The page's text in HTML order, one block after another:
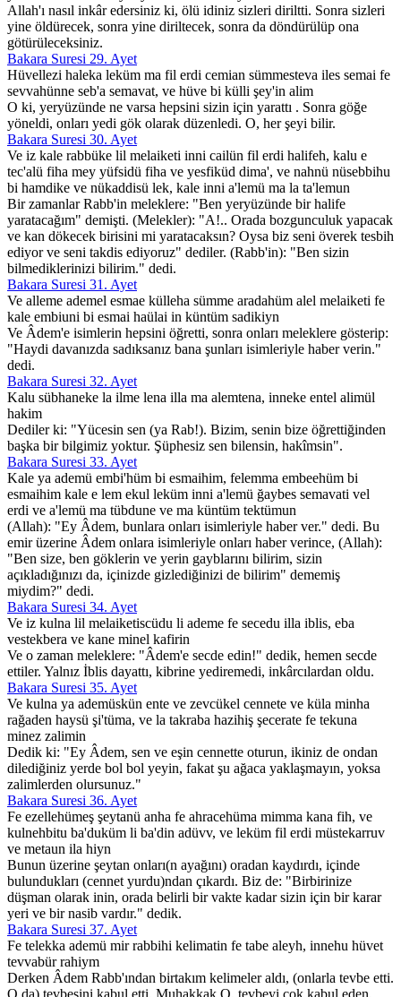
Allah'ı nasıl inkâr edersiniz ki, ölü idiniz sizleri diriltti. Sonra sizleri
yine öldürecek, sonra yine diriltecek, sonra da döndürülüp ona
götürüleceksiniz.
Bakara Suresi 29. Ayet
Hüvellezi haleka leküm ma fil erdi cemian sümmesteva iles semai fe
sevvahünne seb'a semavat, ve hüve bi külli şey'in alim
O ki, yeryüzünde ne varsa hepsini sizin için yarattı . Sonra göğe
yöneldi, onları yedi gök olarak düzenledi. O, her şeyi bilir.
Bakara Suresi 30. Ayet
Ve iz kale rabbüke lil melaiketi inni cailün fil erdi halifeh, kalu e
tec'alü fiha mey yüfsidü fiha ve yesfiküd dima', ve nahnü nüsebbihu
bi hamdike ve nükaddisü lek, kale inni a'lemü ma la ta'lemun
Bir zamanlar Rabb'in meleklere: "Ben yeryüzünde bir halife
yaratacağım" demişti. (Melekler): "A!.. Orada bozgunculuk yapacak
ve kan dökecek birisini mi yaratacaksın? Oysa biz seni överek tesbih
ediyor ve seni takdis ediyoruz" dediler. (Rabb'in): "Ben sizin
bilmediklerinizi bilirim." dedi.
Bakara Suresi 31. Ayet
Ve alleme ademel esmae külleha sümme aradahüm alel melaiketi fe
kale embiuni bi esmai haülai in küntüm sadikiyn
Ve Âdem'e isimlerin hepsini öğretti, sonra onları meleklere gösterip:
"Haydi davanızda sadıksanız bana şunları isimleriyle haber verin."
dedi.
Bakara Suresi 32. Ayet
Kalu sübhaneke la ilme lena illa ma alemtena, inneke entel alimül
hakim
Dediler ki: "Yücesin sen (ya Rab!). Bizim, senin bize öğrettiğinden
başka bir bilgimiz yoktur. Şüphesiz sen bilensin, hakîmsin".
Bakara Suresi 33. Ayet
Kale ya ademü embi'hüm bi esmaihim, felemma embeehüm bi
esmaihim kale e lem ekul leküm inni a'lemü ğaybes semavati vel
erdi ve a'lemü ma tübdune ve ma küntüm tektümun
(Allah): "Ey Âdem, bunlara onları isimleriyle haber ver." dedi. Bu
emir üzerine Âdem onlara isimleriyle onları haber verince, (Allah):
"Ben size, ben göklerin ve yerin gayblarını bilirim, sizin
açıkladığınızı da, içinizde gizlediğinizi de bilirim" dememiş
miydim?" dedi.
Bakara Suresi 34. Ayet
Ve iz kulna lil melaiketiscüdu li ademe fe secedu illa iblis, eba
vestekbera ve kane minel kafirin
Ve o zaman meleklere: "Âdem'e secde edin!" dedik, hemen secde
ettiler. Yalnız İblis dayattı, kibrine yediremedi, inkârcılardan oldu.
Bakara Suresi 35. Ayet
Ve kulna ya ademüskün ente ve zevcükel cennete ve küla minha
rağaden haysü şi'tüma, ve la takraba hazihiş şecerate fe tekuna
minez zalimin
Dedik ki: "Ey Âdem, sen ve eşin cennette oturun, ikiniz de ondan
dilediğiniz yerde bol bol yeyin, fakat şu ağaca yaklaşmayın, yoksa
zalimlerden olursunuz."
Bakara Suresi 36. Ayet
Fe ezellehümeş şeytanü anha fe ahracehüma mimma kana fih, ve
kulnehbitu ba'duküm li ba'din adüvv, ve leküm fil erdi müstekarruv
ve metaun ila hiyn
Bunun üzerine şeytan onları(n ayağını) oradan kaydırdı, içinde
bulundukları (cennet yurdu)ndan çıkardı. Biz de: "Birbirinize
düşman olarak inin, orada belirli bir vakte kadar sizin için bir karar
yeri ve bir nasib vardır." dedik.
Bakara Suresi 37. Ayet
Fe telekka ademü mir rabbihi kelimatin fe tabe aleyh, innehu hüvet
tevvabür rahiym
Derken Âdem Rabb'ından birtakım kelimeler aldı, (onlarla tevbe etti.
O da) tevbesini kabul etti. Muhakkak O, tevbeyi çok kabul eden,